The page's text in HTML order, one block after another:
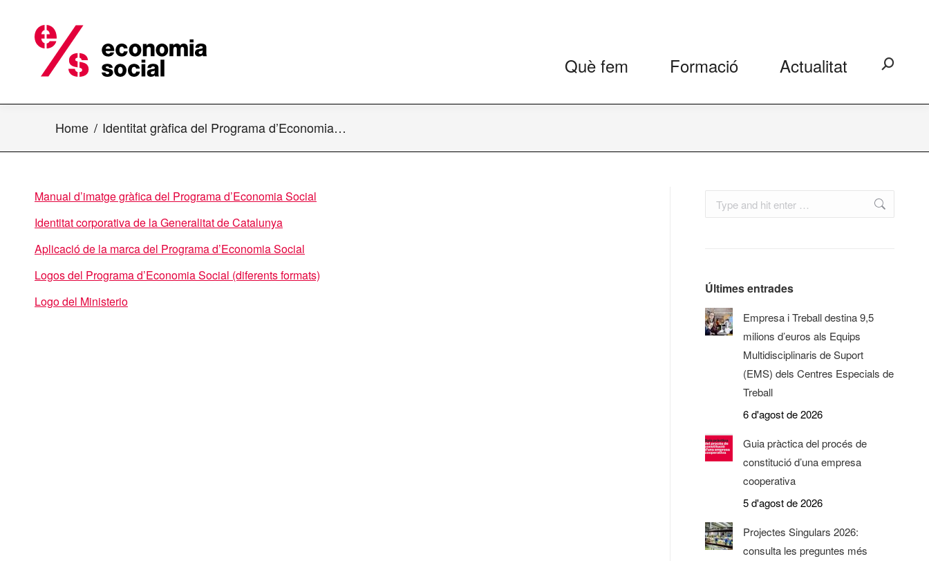
Què fem Formació Actualitat Search:
Home Identitat gràfica del Programa d’Economia…
Manual d’imatge gràfica del Programa d’Economia Social
Identitat corporativa de la Generalitat de Catalunya
Aplicació de la marca del Programa d’Economia Social
Logos del Programa d’Economia Social (diferents formats)
Logo del Ministerio
Search:
Últimes entrades
Empresa i Treball destina 9,5
milions d’euros als Equips
Multidisciplinaris de Suport
(EMS) dels Centres Especials de
Treball
6 d'agost de 2026
Guia pràctica del procés de
constitució d’una empresa
cooperativa
5 d'agost de 2026
Projectes Singulars 2026:
consulta les preguntes més